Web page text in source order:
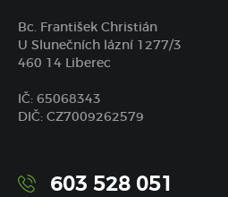
Bc. František Christián
U Slunečních lázní 1277/3
460 14 Liberec
IČ: 65068343
DIČ: CZ7009262579
603 528 051